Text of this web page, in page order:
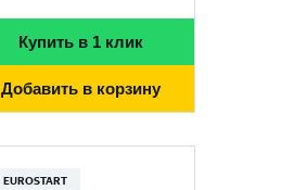
Купить в 1 клик
Добавить в корзину
EUROSTART